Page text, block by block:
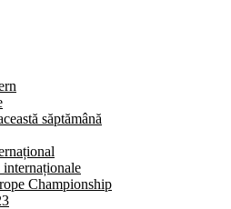
săptămână
Championship